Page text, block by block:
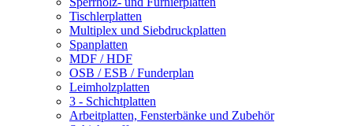
Tischlerplatten
Multiplex und Siebdruckplatten
Spanplatten
MDF / HDF
OSB / ESB / Funderplan
Leimholzplatten
3 - Schichtplatten
Arbeitplatten, Fensterbänke und Zubehör